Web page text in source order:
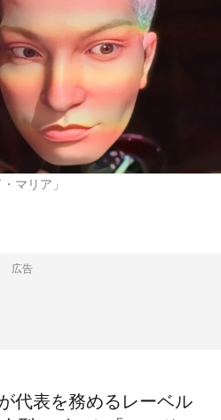
マリア」
広告
代表を務めるレーベル